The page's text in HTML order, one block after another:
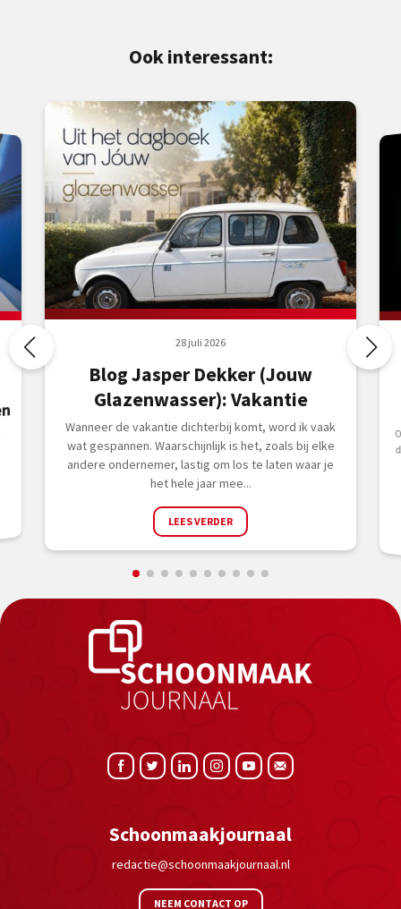
Ook interessant:
28 juli 2026
Blog Jasper Dekker (Jouw
Glazenwasser): Vakantie
Wanneer de vakantie dichterbij komt, word ik vaak
wat gespannen. Waarschijnlijk is het, zoals bij elke
andere ondernemer, lastig om los te laten waar je
het hele jaar mee...
LEES VERDER
Schoonmaakjournaal
redactie@schoonmaakjournaal.nl
NEEM CONTACT OP